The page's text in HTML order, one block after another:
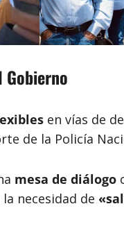
Gobierno
en vías de
de la Policía
mesa de diálogo
necesidad de